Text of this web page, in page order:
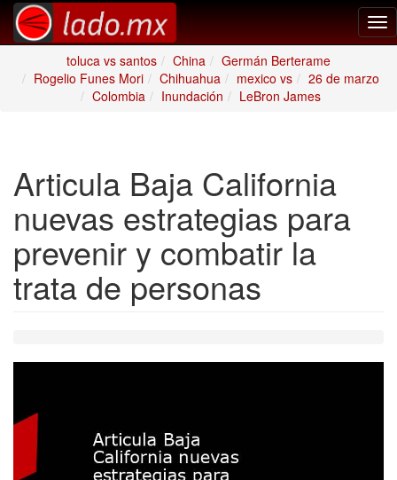
toluca vs santos
China
Germán Berterame
Rogelio Funes Mori
Chihuahua mexico vs
26 de marzo
Colombia
Inundación LeBron James
Articula Baja California
nuevas estrategias para
prevenir y combatir la
trata de personas